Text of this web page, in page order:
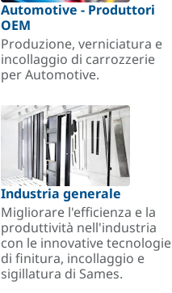
Automotive - Produttori
OEM
Produzione, verniciatura e
incollaggio di carrozzerie
per Automotive.
Industria generale
Migliorare l'efficienza e la
produttività nell'industria
con le innovative tecnologie
di finitura, incollaggio e
sigillatura di Sames.